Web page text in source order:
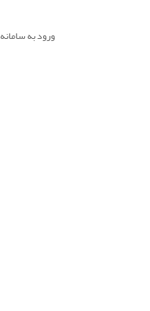
ورود به سامانه